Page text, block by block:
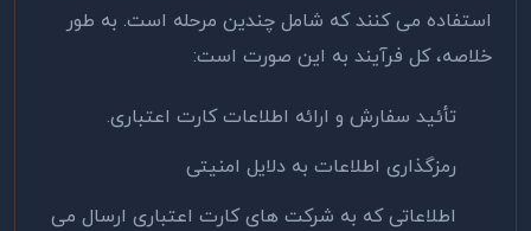
استفاده می کنند که شامل چندین مرحله است. به طور
خلاصه، کل فرآیند به این صورت است:
تأئید سفارش و ارائه اطلاعات کارت اعتباری.
رمزگذاری اطلاعات به دلایل امنیتی
اطلاعاتی که به شرکت های کارت اعتباری ارسال می